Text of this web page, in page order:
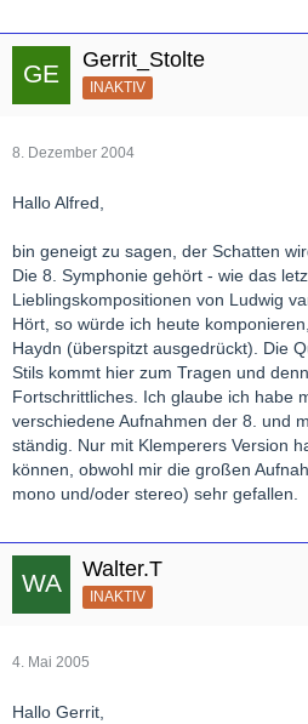
Gerrit_Stolte
INAKTIV
8. Dezember 2004
Hallo Alfred,
bin geneigt zu sagen, der Schatten
Die 8. Symphonie gehört - wie das
Lieblingskompositionen von Ludwig
Hört, so würde ich heute
Haydn (überspitzt ausgedrückt). Die
Stils kommt hier zum Tragen und
Fortschrittliches. Ich glaube ich habe
verschiedene Aufnahmen der 8. und
ständig. Nur mit Klemperers Version
können, obwohl mir die großen
mono und/oder stereo) sehr gefallen.
Walter.T
INAKTIV
4. Mai 2005
Hallo Gerrit,